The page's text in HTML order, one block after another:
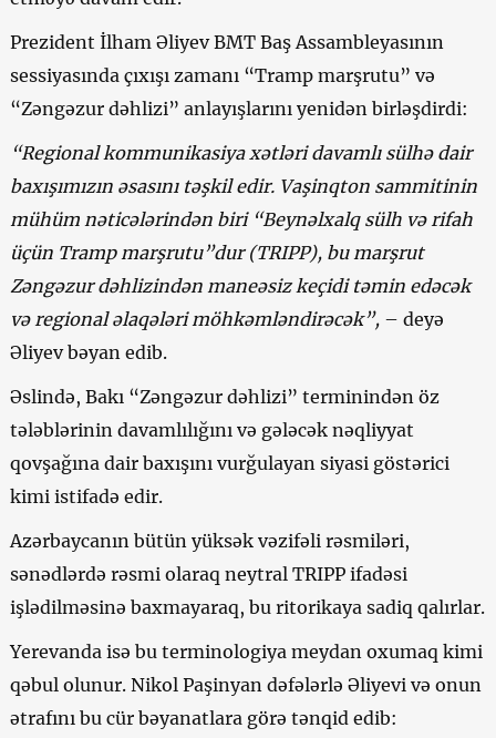
Prezident İlham Əliyev BMT Baş Assambleyasının
sessiyasında çıxışı zamanı “Tramp marşrutu” və
“Zəngəzur dəhlizi” anlayışlarını yenidən birləşdirdi:
“Regional kommunikasiya xətləri davamlı sülhə dair
baxışımızın əsasını təşkil edir. Vaşinqton sammitinin
mühüm nəticələrindən biri “Beynəlxalq sülh və rifah
üçün Tramp marşrutu”dur (TRIPP), bu marşrut
Zəngəzur dəhlizindən maneəsiz keçidi təmin edəcək
və regional əlaqələri möhkəmləndirəcək”, – deyə
Əliyev bəyan edib.
Əslində, Bakı “Zəngəzur dəhlizi” terminindən öz
tələblərinin davamlılığını və gələcək nəqliyyat
qovşağına dair baxışını vurğulayan siyasi göstərici
kimi istifadə edir.
Azərbaycanın bütün yüksək vəzifəli rəsmiləri,
sənədlərdə rəsmi olaraq neytral TRIPP ifadəsi
işlədilməsinə baxmayaraq, bu ritorikaya sadiq qalırlar.
Yerevanda isə bu terminologiya meydan oxumaq kimi
qəbul olunur. Nikol Paşinyan dəfələrlə Əliyevi və onun
ətrafını bu cür bəyanatlara görə tənqid edib: